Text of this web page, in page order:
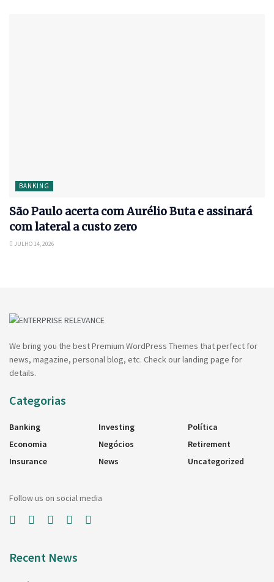
BANKING
São Paulo acerta com Aurélio Buta e assinará
com lateral a custo zero
JULHO 14, 2026
We bring you the best Premium WordPress Themes that perfect for
news, magazine, personal blog, etc. Check our landing page for
details.
Categorias
Banking
Economia
Insurance
Investing
Negócios
News
Política
Retirement
Uncategorized
Follow us on social media
Recent News